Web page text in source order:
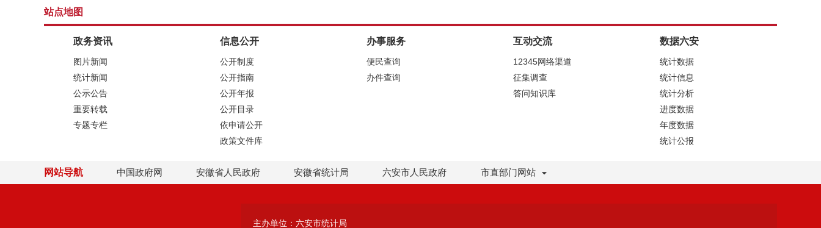
站点地图
政务资讯
图片新闻
统计新闻
公示公告
重要转载
专题专栏
信息公开
公开制度
公开指南
公开年报
公开目录
依申请公开
政策文件库
办事服务
便民查询
办件查询
互动交流
12345网络渠道
征集调查
答问知识库
数据六安
统计数据
统计信息
统计分析
进度数据
年度数据
统计公报
网站导航 中国政府网 安徽省人民政府 安徽省统计局 六安市人民政府 市直部门网站
主办单位：六安市统计局